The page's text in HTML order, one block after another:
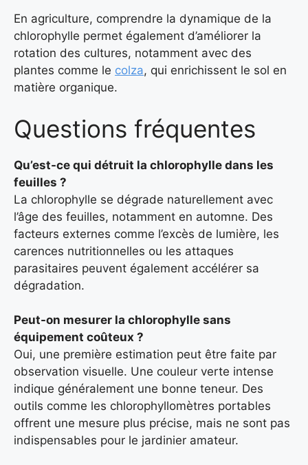
En agriculture, comprendre la dynamique de la
chlorophylle permet également d’améliorer la
rotation des cultures, notamment avec des
plantes comme le colza, qui enrichissent le sol en
matière organique.
Questions fréquentes
Qu’est-ce qui détruit la chlorophylle dans les
feuilles ?
La chlorophylle se dégrade naturellement avec
l’âge des feuilles, notamment en automne. Des
facteurs externes comme l’excès de lumière, les
carences nutritionnelles ou les attaques
parasitaires peuvent également accélérer sa
dégradation.
Peut-on mesurer la chlorophylle sans
équipement coûteux ?
Oui, une première estimation peut être faite par
observation visuelle. Une couleur verte intense
indique généralement une bonne teneur. Des
outils comme les chlorophyllomètres portables
offrent une mesure plus précise, mais ne sont pas
indispensables pour le jardinier amateur.